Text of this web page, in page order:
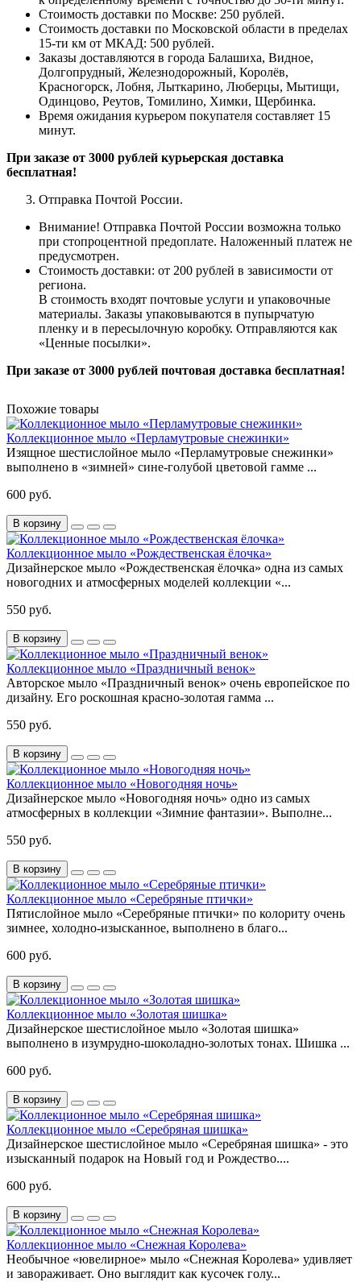
Стоимость доставки по Москве: 250 рублей.
Стоимость доставки по Московской области в пределах
15-ти км от МКАД: 500 рублей.
Заказы доставляются в города Балашиха, Видное,
Долгопрудный, Железнодорожный, Королёв,
Красногорск, Лобня, Лыткарино, Люберцы, Мытищи,
Одинцово, Реутов, Томилино, Химки, Щербинка.
Время ожидания курьером покупателя составляет 15
минут.
При заказе от 3000 рублей курьерская доставка
бесплатная!
Отправка Почтой России.
Внимание! Отправка Почтой России возможна только
при стопроцентной предоплате. Наложенный платеж не
предусмотрен.
Стоимость доставки: от 200 рублей в зависимости от
региона.
В стоимость входят почтовые услуги и упаковочные
материалы. Заказы упаковываются в пупырчатую
пленку и в пересылочную коробку. Отправляются как
«Ценные посылки».
При заказе от 3000 рублей почтовая доставка бесплатная!
Похожие товары
Коллекционное мыло «Перламутровые снежинки»
Изящное шестислойное мыло «Перламутровые снежинки»
выполнено в «зимней» сине-голубой цветовой гамме ...
600 руб.
В корзину
Коллекционное мыло «Рождественская ёлочка»
Дизайнерское мыло «Рождественская ёлочка» одна из самых
новогодних и атмосферных моделей коллекции «...
550 руб.
В корзину
Коллекционное мыло «Праздничный венок»
Авторское мыло «Праздничный венок» очень европейское по
дизайну. Его роскошная красно-золотая гамма ...
550 руб.
В корзину
Коллекционное мыло «Новогодняя ночь»
Дизайнерское мыло «Новогодняя ночь» одно из самых
атмосферных в коллекции «Зимние фантазии». Выполне...
550 руб.
В корзину
Коллекционное мыло «Серебряные птички»
Пятислойное мыло «Серебряные птички» по колориту очень
зимнее, холодно-изысканное, выполнено в благо...
600 руб.
В корзину
Коллекционное мыло «Золотая шишка»
Дизайнерское шестислойное мыло «Золотая шишка»
выполнено в изумрудно-шоколадно-золотых тонах. Шишка ...
600 руб.
В корзину
Коллекционное мыло «Серебряная шишка»
Дизайнерское шестислойное мыло «Серебряная шишка» - это
изысканный подарок на Новый год и Рождество....
600 руб.
В корзину
Коллекционное мыло «Снежная Королева»
Необычное «ювелирное» мыло «Снежная Королева» удивляет
и завораживает. Оно выглядит как кусочек голу...